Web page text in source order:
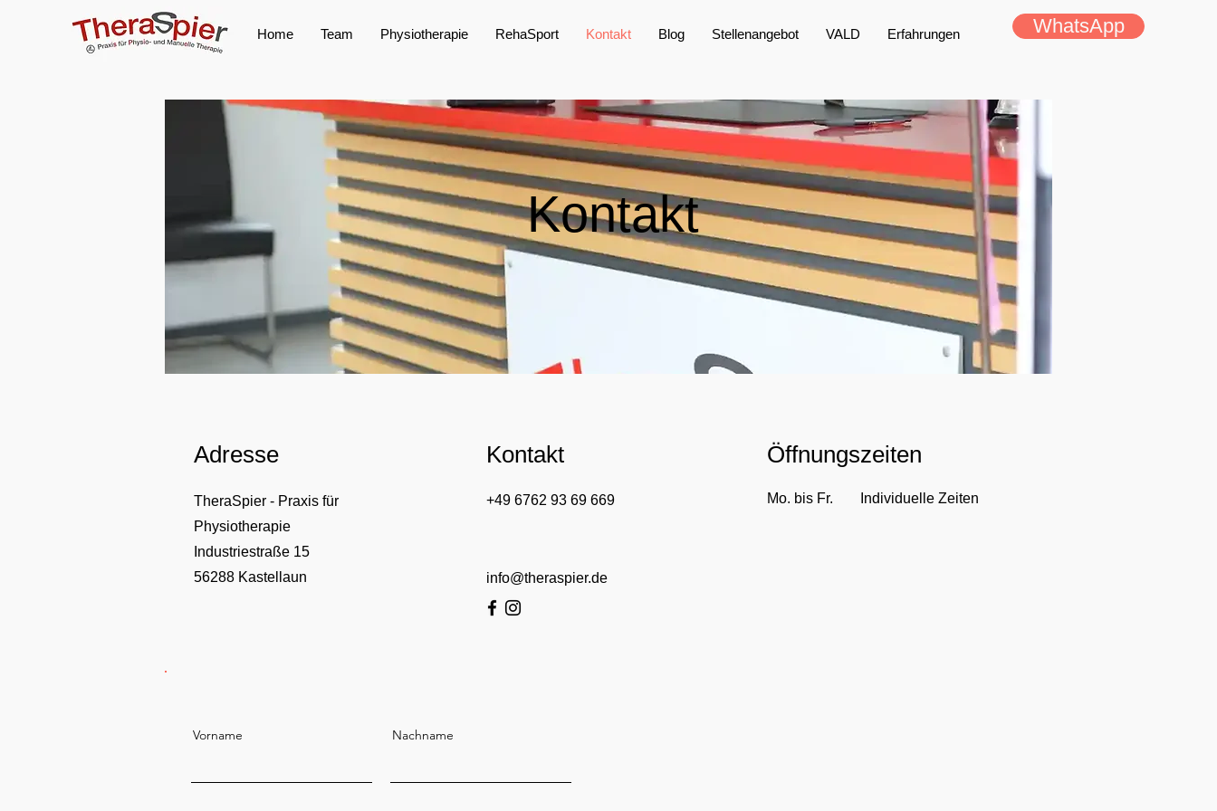
WhatsApp
Home Team Physiotherapie RehaSport Kontakt Blog Stellenangebot VALD Erfahrungen
Kontakt
Adresse
TheraSpier - Praxis für
Physiotherapie
Industriestraße 15
56288 Kastellaun
Kontakt
+49 6762 93 69 669
Öffnungszeiten
Mo. bis Fr. Individuelle Zeiten
​info@theraspier.de
Vorname Nachname